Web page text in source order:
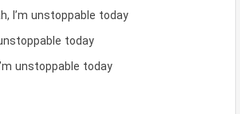
I’m unstoppable today
today
unstoppable today